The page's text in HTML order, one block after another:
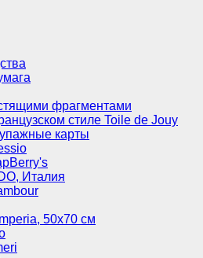
фрагментами
стиле Toile de Jouy
карты
Италия
50х70 см